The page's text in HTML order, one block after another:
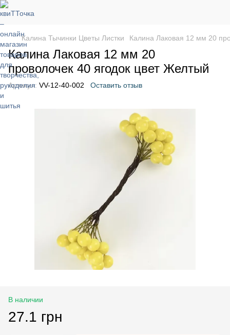
Калина Тычинки Цветы Листки Калина Лаковая 12 мм 20
Калина Лаковая 12 мм 20
проволочек 40 ягодок цвет Желтый
Артикул: VV-12-40-002 Оставить отзыв
В наличии
27.1 грн